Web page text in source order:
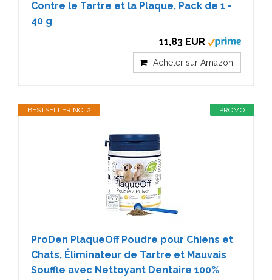
Contre le Tartre et la Plaque, Pack de 1 -
40 g
11,83 EUR
Acheter sur Amazon
PROMO
BESTSELLER NO. 2
ProDen PlaqueOff Poudre pour Chiens et
Chats, Éliminateur de Tartre et Mauvais
Souffle avec Nettoyant Dentaire 100%